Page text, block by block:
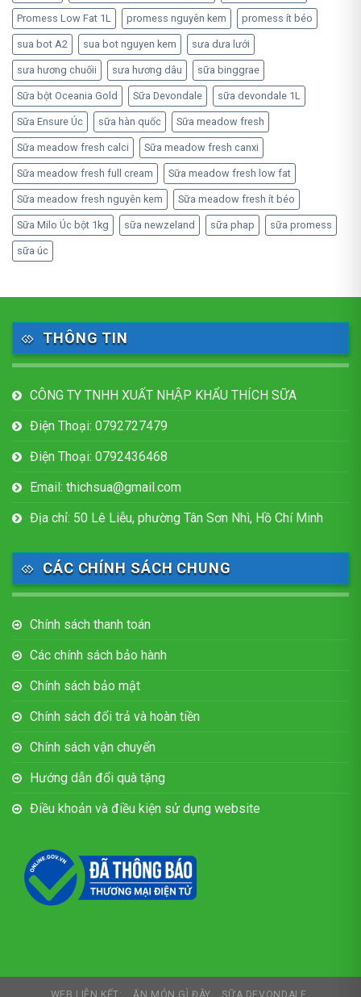
Promess Low Fat 1L promess nguyên kem promess ít béo
sua bot A2 sua bot nguyen kem sưa dưa lưới
sưa hương chuốii sưa hương dâu sữa binggrae
Sữa bột Oceania Gold Sữa Devondale sữa devondale 1L
Sữa Ensure Úc sữa hàn quốc Sữa meadow fresh
Sữa meadow fresh calci Sữa meadow fresh canxi
Sữa meadow fresh full cream Sữa meadow fresh low fat
Sữa meadow fresh nguyên kem Sữa meadow fresh ít béo
Sữa Milo Úc bột 1kg sữa newzeland sữa phap sữa promess
sữa úc
THÔNG TIN
CÔNG TY TNHH XUẤT NHẬP KHẨU THÍCH SỮA
Điện Thoại: 0792727479
Điện Thoại: 0792436468
Email: thichsua@gmail.com
Địa chỉ: 50 Lê Liễu, phường Tân Sơn Nhì, Hồ Chí Minh
CÁC CHÍNH SÁCH CHUNG
Chính sách thanh toán
Các chính sách bảo hành
Chính sách bảo mật
Chính sách đổi trả và hoàn tiền
Chính sách vận chuyển
Hướng dẫn đổi quà tặng
Điều khoản và điều kiện sử dụng website